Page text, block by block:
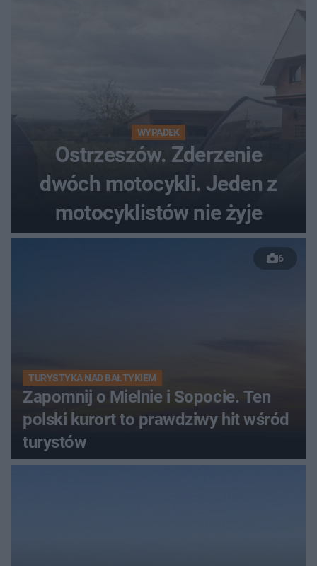
WYPADEK
Ostrzeszów. Zderzenie
dwóch motocykli. Jeden z
motocyklistów nie żyje
6
TURYSTYKA NAD BAŁTYKIEM
Zapomnij o Mielnie i Sopocie. Ten
polski kurort to prawdziwy hit wśród
turystów